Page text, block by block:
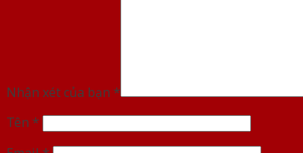
Nhận xét của bạn *
Tên *